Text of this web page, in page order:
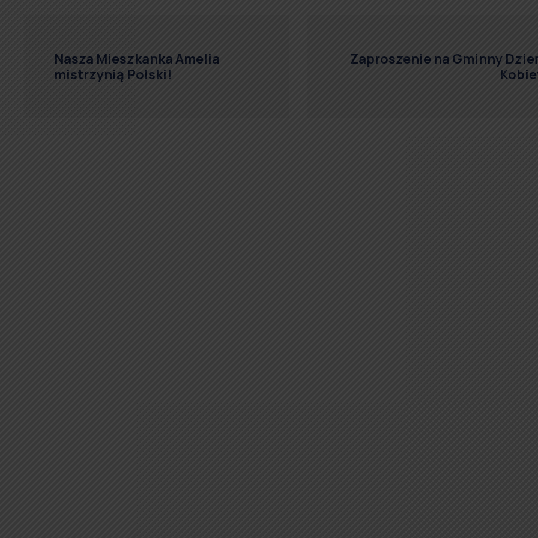
Nasza Mieszkanka Amelia
mistrzynią Polski!
Zaproszenie na Gminny